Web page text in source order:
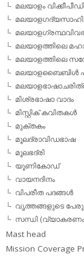
മലയാളം
മലയാളത്തിലെ
മലയാളത്തിലെ
മലയാളബൈബിള്‍
മിശ്രഭാഷാ വാദം
മിസ്റ്റിക് കവിതകള്‍
മുക്തകം
മൂലദ്രാവിഡഭാഷ
മൂലഭദ്രി
യൂണികോഡ്
വായനദിനം
വിപരീത പദങ്ങള്‍
വൃത്തങ്ങളുടെ
സന്ധി
Mast head
Mission Coverage